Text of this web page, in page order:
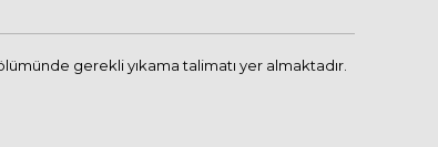
gerekli yıkama talimatı yer almaktadır.